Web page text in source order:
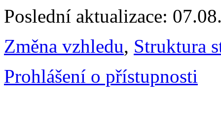
Poslední aktualizace:
Změna vzhledu, Struktura
Prohlášení o přístupnosti